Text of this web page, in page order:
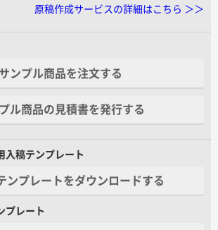
原稿作成サービスの詳細はこちら ＞＞
サンプル商品を注文する
ル商品の見積書を発行する
入稿テンプレート
ンプレートをダウンロードする
レート